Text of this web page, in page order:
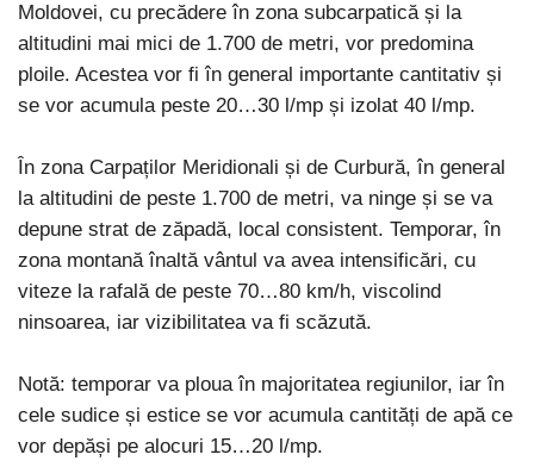
Moldovei, cu precădere în zona subcarpatică și la
altitudini mai mici de 1.700 de metri, vor predomina
ploile. Acestea vor fi în general importante cantitativ și
se vor acumula peste 20…30 l/mp și izolat 40 l/mp.
În zona Carpaților Meridionali și de Curbură, în general
la altitudini de peste 1.700 de metri, va ninge și se va
depune strat de zăpadă, local consistent. Temporar, în
zona montană înaltă vântul va avea intensificări, cu
viteze la rafală de peste 70…80 km/h, viscolind
ninsoarea, iar vizibilitatea va fi scăzută.
Notă: temporar va ploua în majoritatea regiunilor, iar în
cele sudice și estice se vor acumula cantități de apă ce
vor depăși pe alocuri 15…20 l/mp.